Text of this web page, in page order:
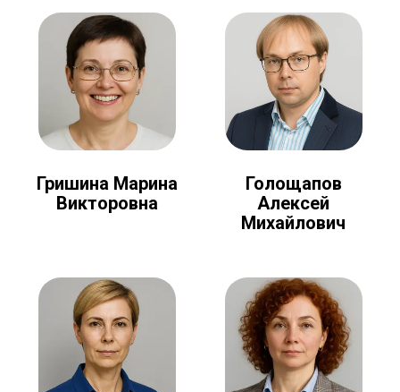
Гришина Марина
Викторовна
Голощапов
Алексей
Михайлович